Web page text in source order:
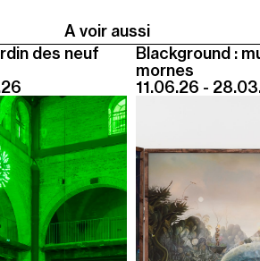
des neufs soleils". Pour les
soleils" de Trevor Yeung
A voir aussi
des neuf
Blackground :
mornes
11.06.26 -